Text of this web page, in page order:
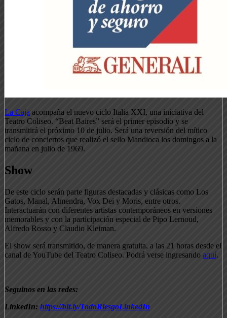
La Caja acompaña el nuevo ciclo Italia XXI, una iniciativa del
Teatro Coliseo. “Beat Baires” será el primer episodio y se
transmitirá el próximo 10 de julio. Será una reversión del mítico
ciclo de conciertos que realizó el sello Mandioca los domingos a la
mañana en julio de 1969.
Show
De este ciclo serán parte figuras destacadas y clásicas como Los
Gatos, Manal, Almendra, Vox Dei y Moris, entre otros.
Interactuarán con diferentes artistas contemporáneos en versiones
memorables y con la participación especial de Pipo Lernoud,
Alfredo Rosso y Claudio Kleiman.
El show será transmitido, de manera gratuita, a las 21 horas desde el
canal de YouTube del Teatro Coliseo. Podrá verse ingresando aquí.
Seguinos en las redes:
LinkedIn: https://bit.ly/TodoRiesgoLinkedIn